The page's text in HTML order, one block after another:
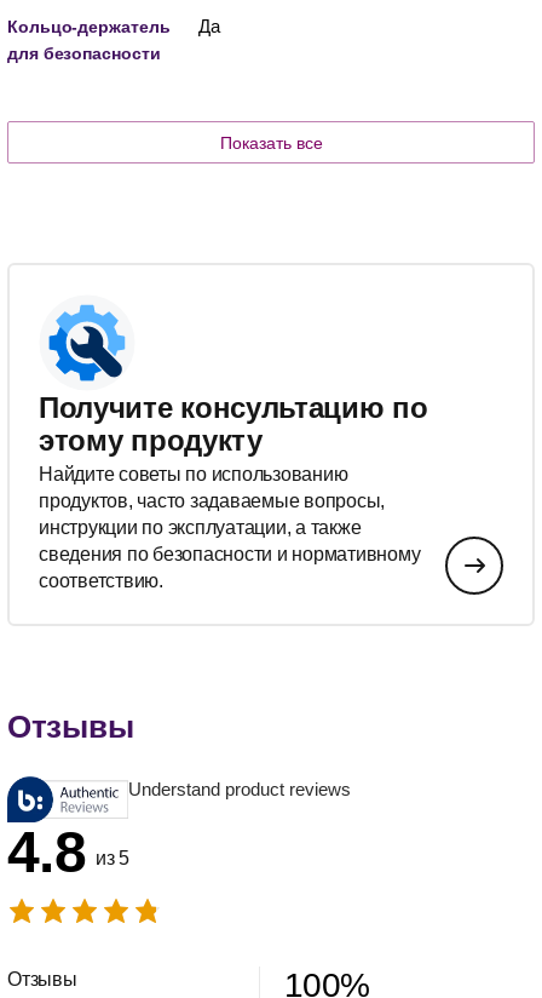
Кольцо-держатель
для безопасности
Да
Показать все
Получите консультацию по
этому продукту
Найдите советы по использованию
продуктов, часто задаваемые вопросы,
инструкции по эксплуатации, а также
сведения по безопасности и нормативному
соответствию.
Отзывы
Understand product reviews
4.8 из 5
Отзывы 100%